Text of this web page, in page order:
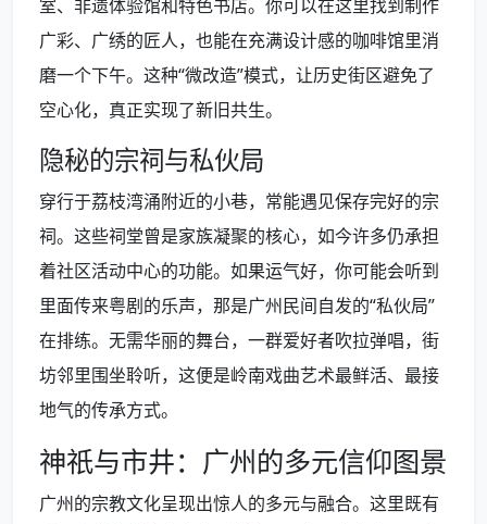
室、非遗体验馆和特色书店。你可以在这里找到制作
广彩、广绣的匠人，也能在充满设计感的咖啡馆里消
磨一个下午。这种“微改造”模式，让历史街区避免了
空心化，真正实现了新旧共生。
隐秘的宗祠与私伙局
穿行于荔枝湾涌附近的小巷，常能遇见保存完好的宗
祠。这些祠堂曾是家族凝聚的核心，如今许多仍承担
着社区活动中心的功能。如果运气好，你可能会听到
里面传来粤剧的乐声，那是广州民间自发的“私伙局”
在排练。无需华丽的舞台，一群爱好者吹拉弹唱，街
坊邻里围坐聆听，这便是岭南戏曲艺术最鲜活、最接
地气的传承方式。
神祇与市井：广州的多元信仰图景
广州的宗教文化呈现出惊人的多元与融合。这里既有